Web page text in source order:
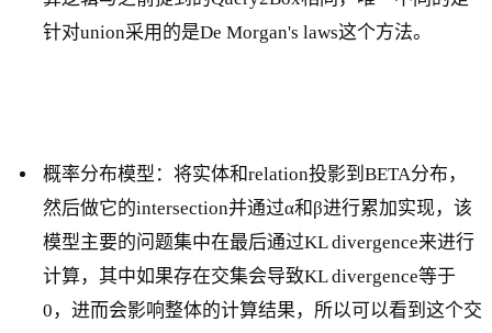
针对union采用的是De Morgan's laws这个方法。
概率分布模型：将实体和relation投影到BETA分布，
然后做它的intersection并通过α和β进行累加实现，该
模型主要的问题集中在最后通过KL divergence来进行
计算，其中如果存在交集会导致KL divergence等于
0，进而会影响整体的计算结果，所以可以看到这个交